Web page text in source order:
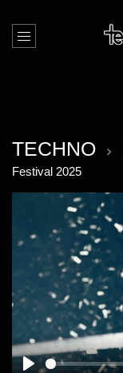
TECHNO
Festival 2025